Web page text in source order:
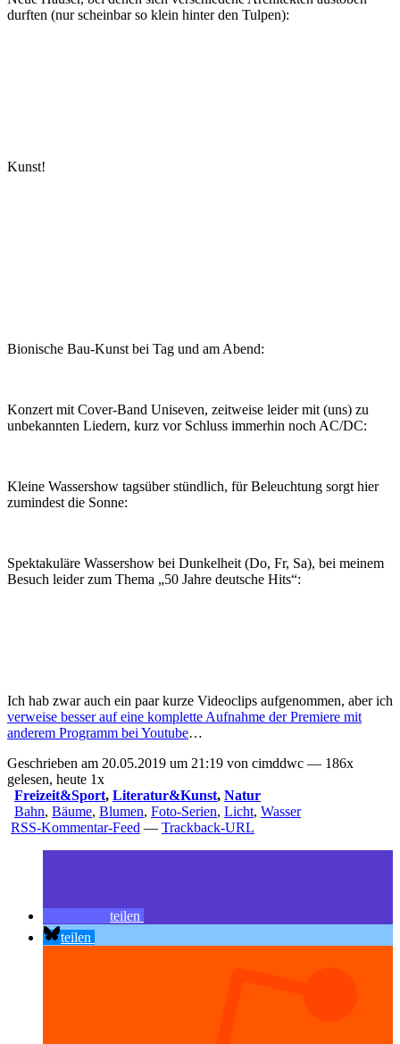
durften (nur scheinbar so klein hinter den Tulpen):
Kunst!
Bionische Bau-Kunst bei Tag und am Abend:
Konzert mit Cover-Band Uniseven, zeitweise leider mit (uns) zu
unbekannten Liedern, kurz vor Schluss immerhin noch AC/DC:
Kleine Wassershow tagsüber stündlich, für Beleuchtung sorgt hier
zumindest die Sonne:
Spektakuläre Wassershow bei Dunkelheit (Do, Fr, Sa), bei meinem
Besuch leider zum Thema „50 Jahre deutsche Hits“:
Ich hab zwar auch ein paar kurze Videoclips aufgenommen, aber ich
verweise besser auf eine komplette Aufnahme der Premiere mit
anderem Programm bei Youtube…
Geschrieben am 20.05.2019 um 21:19 von cimddwc — 186x
gelesen, heute 1x
Freizeit&Sport, Literatur&Kunst, Natur
Bahn, Bäume, Blumen, Foto-Serien, Licht, Wasser
RSS-Kommentar-Feed — Trackback-URL
teilen
teilen